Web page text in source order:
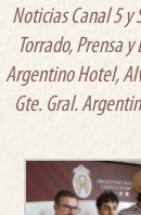
Noticias Canal 5 y
Torrado, Prensa
Argentino Hotel,
Gte. Gral.